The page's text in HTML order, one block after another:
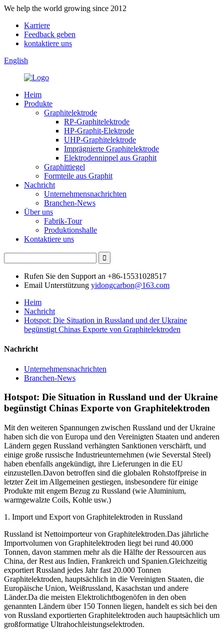
We help the world growing since 2012
Karriere
Feedback geben
kontaktiere uns
English
Heim
Produkte
Graphitelektrode
RP-Graphitelektrode
HP-Graphit-Elektrode
UHP-Graphitelektrode
Imprägnierte Graphitelektrode
Elektrodennippel aus Graphit
Graphittiegel
Formteile aus Graphit
Nachricht
Unternehmensnachrichten
Branchen-News
Über uns
Fabrik-Tour
Produktionshalle
Kontaktiere uns
Rufen Sie den Support an +86-15531028517
Email Unterstützung yidongcarbon@163.com
Heim
Nachricht
Hotspot: Die Situation in Russland und der Ukraine
begünstigt Chinas Exporte von Graphitelektroden
Nachricht
Unternehmensnachrichten
Branchen-News
Hotspot: Die Situation in Russland und der Ukraine
begünstigt Chinas Exporte von Graphitelektroden
Mit den weiteren Spannungen zwischen Russland und der Ukraine
haben sich die von Europa und den Vereinigten Staaten und anderen
Ländern gegen Russland verhängten Sanktionen verschärft, und
einige große russische Industrieunternehmen (wie Severstal Steel)
haben ebenfalls angekündigt, ihre Lieferungen in die EU
einzustellen.Davon betroffen sind die globalen Rohstoffpreise in
letzter Zeit im Allgemeinen gestiegen, insbesondere für einige
Produkte mit engem Bezug zu Russland (wie Aluminium,
warmgewalzte Coils, Kohle usw.)
1. Import und Export von Graphitelektroden in Russland
Russland ist Nettoimporteur von Graphitelektroden.Das jährliche
Importvolumen von Graphitelektroden liegt bei rund 40.000
Tonnen, davon stammen mehr als die Hälfte der Ressourcen aus
China, der Rest aus Indien, Frankreich und Spanien.Gleichzeitig
exportiert Russland jedes Jahr fast 20.000 Tonnen
Graphitelektroden, hauptsächlich in die Vereinigten Staaten, die
Europäische Union, Weißrussland, Kasachstan und andere
Länder.Da die meisten Elektrolichtbogenöfen in den oben
genannten Ländern über 150 Tonnen liegen, handelt es sich bei den
von Russland exportierten Graphitelektroden auch hauptsächlich um
großformatige Ultrahochleistungselektroden.